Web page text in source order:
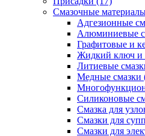
Смазочные
Адгезионные
Алюминиевые
Графитовые и
Жидкий ключ и
Литиевые
Медные смазки
Силиконовые
Смазка для
Смазки для
Смазки для